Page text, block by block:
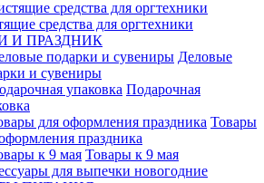
средства для оргтехники
И ПРАЗДНИК
Деловые
и сувениры
Подарочная
Товары
праздника
Товары к 9 мая
для выпечки новогодние